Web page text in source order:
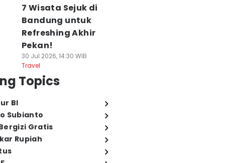
7 Wisata Sejuk di
Bandung untuk
Refreshing Akhir
Pekan!
30 Jul 2026, 14:30 WIB
Travel
Topics
BI
Subianto
Gratis
Rupiah